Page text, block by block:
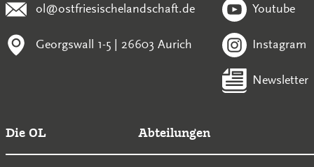
ol@ostfriesischelandschaft.de
Georgswall 1-5 | 26603 Aurich
Youtube
Instagram
Newsletter
Die OL Abteilungen